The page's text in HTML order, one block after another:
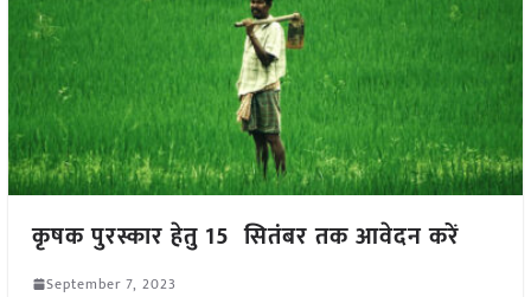
कृषक पुरस्कार हेतु 15 सितंबर तक आवेदन करें
September 7, 2023